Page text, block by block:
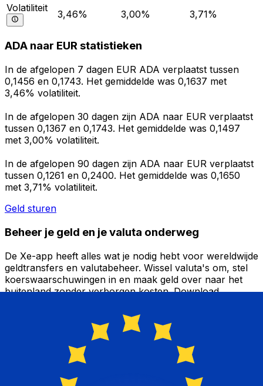
Volatiliteit
3,46% 3,00% 3,71%
ADA naar EUR statistieken
In de afgelopen 7 dagen EUR ADA verplaatst tussen
0,1456 en 0,1743. Het gemiddelde was 0,1637 met
3,46% volatiliteit.
In de afgelopen 30 dagen zijn ADA naar EUR verplaatst
tussen 0,1367 en 0,1743. Het gemiddelde was 0,1497
met 3,00% volatiliteit.
In de afgelopen 90 dagen zijn ADA naar EUR verplaatst
tussen 0,1261 en 0,2400. Het gemiddelde was 0,1650
met 3,71% volatiliteit.
Geld sturen
Beheer je geld en je valuta onderweg
De Xe-app heeft alles wat je nodig hebt voor wereldwijde
geldtransfers en valutabeheer. Wissel valuta's om, stel
koerswaarschuwingen in en maak geld over naar het
buitenland zonder verborgen kosten. Download